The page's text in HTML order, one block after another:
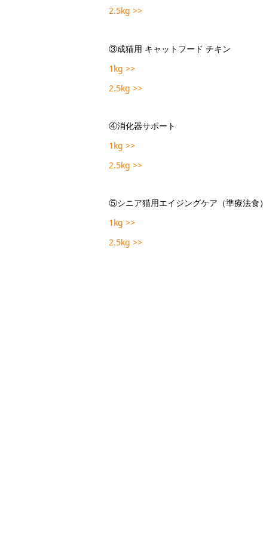
2.5kg >>
③成猫用 キャットフード チキン
1kg >>
2.5kg >>
④消化器サポート
1kg >>
2.5kg >>
⑤シニア猫用エイジングケア（準療法食）
1kg >>
2.5kg >>